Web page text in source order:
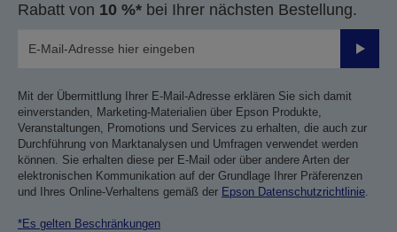
Rabatt von 10 %* bei Ihrer nächsten Bestellung.
Mit der Übermittlung Ihrer E-Mail-Adresse erklären Sie sich damit
einverstanden, Marketing-Materialien über Epson Produkte,
Veranstaltungen, Promotions und Services zu erhalten, die auch zur
Durchführung von Marktanalysen und Umfragen verwendet werden
können. Sie erhalten diese per E-Mail oder über andere Arten der
elektronischen Kommunikation auf der Grundlage Ihrer Präferenzen
und Ihres Online-Verhaltens gemäß der Epson Datenschutzrichtlinie.
*Es gelten Beschränkungen